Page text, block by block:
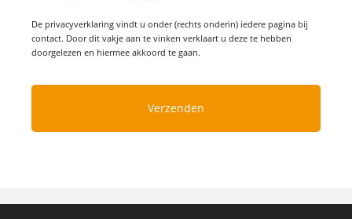
De privacyverklaring vindt u onder (rechts onderin) iedere pagina bij
contact. Door dit vakje aan te vinken verklaart u deze te hebben
doorgelezen en hiermee akkoord te gaan.